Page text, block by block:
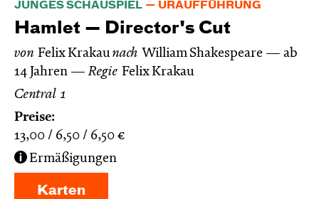
JUNGES SCHAUSPIEL URAUFFÜHRUNG
Hamlet — Director's Cut
von Felix Krakaunach William Shakespeare
ab
14 Jahren
Regie Felix Krakau
Central 1
Preise:
13,00
6,50 6,50 €
Ermäßigungen
Karten